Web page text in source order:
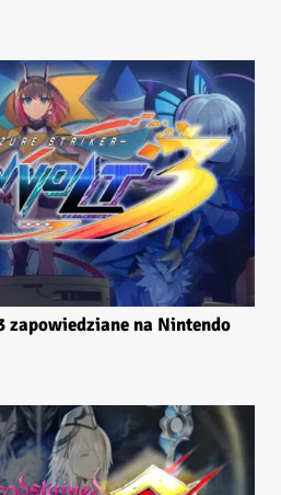
zapowiedziane na Nintendo